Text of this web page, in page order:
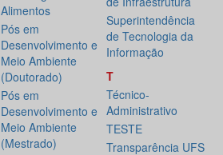
Alimentos
Pós em
Desenvolvimento e
Meio Ambiente
(Doutorado)
Pós em
Desenvolvimento e
Meio Ambiente
(Mestrado)
Superintendência
de Tecnologia da
Informação
T
Técnico-
Administrativo
TESTE
Transparência UFS